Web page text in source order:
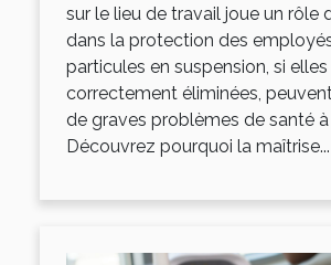
sur le lieu de travail joue un rôle
dans la protection des
particules en suspension, si
correctement éliminées,
de graves problèmes de santé
Découvrez pourquoi la maîtrise...